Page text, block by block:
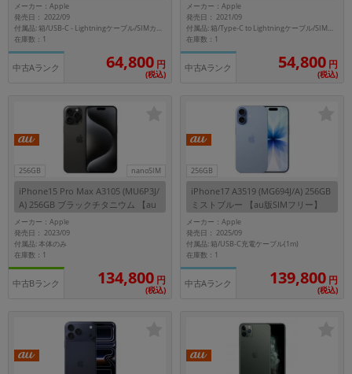
メーカー：Apple
発売日： 2022/09
付属品: 箱/USB-C - Lightningケーブル/SIMカードツール/マニュアル
在庫数：1
中古Aランク 64,800 円
(税込)
メーカー：Apple
発売日： 2021/09
付属品: 箱/Type-C to Lightningケーブル/SIMカードツール/マニュアル
在庫数：1
中古Aランク 54,800 円
(税込)
256GB nanoSIM
iPhone15 Pro Max A3105 (MU6P3J/
A) 256GB ブラックチタニウム 【au
版SIMフリー】
メーカー：Apple
発売日： 2023/09
付属品: 本体のみ
在庫数：1
中古Bランク 134,800 円
(税込)
256GB
iPhone17 A3519 (MG694J/A) 256GB
ミストブルー 【au版SIMフリー】
メーカー：Apple
発売日： 2025/09
付属品: 箱/USB-C充電ケーブル(1m)
在庫数：1
中古Aランク 139,800 円
(税込)
容量
~
円 ～ 円
発売日
年
各項目のチェックボックスは「or検索」となります。
ただし機能別のみ「and検索」となります。